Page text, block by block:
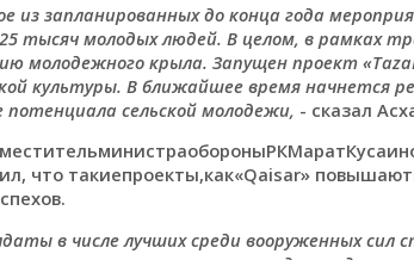
из запланированных до конца года
тысяч молодых людей. В целом, в рамках
молодежного крыла. Запущен проект
культуры. В ближайшее время начнется
сельской молодежи, - сказал
что такиепроекты,как«Qaisar»
в числе лучших среди вооруженных